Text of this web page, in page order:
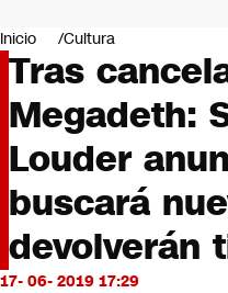
Negocios
Deportes
Programas completos
Cultura
Servicios
Bits
CNN tiempo
Futuro 360
Opinión
Inicio Cultura
Tras
Megadeth:
Louder
buscará
devolverán
17- 06- 2019 17:29